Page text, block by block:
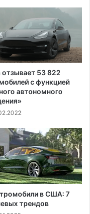
отзывает 53 822
с функцией
автономного
в США: 7
трендов